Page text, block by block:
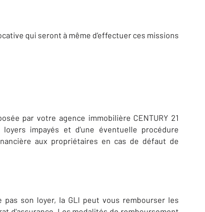
qui seront à même d’effectuer ces missions
par votre agence immobilière CENTURY 21
impayés et d'une éventuelle procédure
aux propriétaires en cas de défaut de
son loyer, la GLI peut vous rembourser les